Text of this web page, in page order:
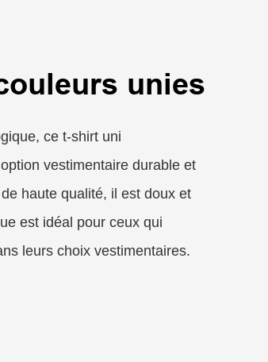
unies
ce t-shirt uni
vestimentaire durable et
haute qualité, il est doux et
est idéal pour ceux qui
leurs choix vestimentaires.